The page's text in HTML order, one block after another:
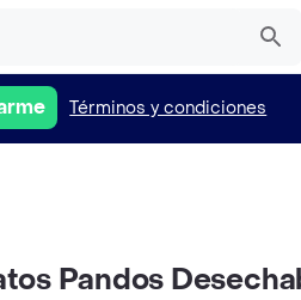
Términos y condiciones
Pandos